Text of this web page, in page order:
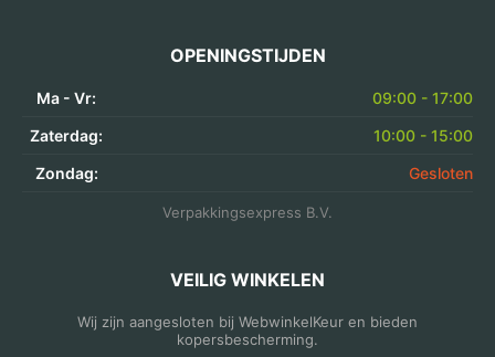
OPENINGSTIJDEN
Ma - Vr:
09:00 - 17:00
Zaterdag:
10:00 - 15:00
Zondag:
Gesloten
Verpakkingsexpress B.V.
VEILIG WINKELEN
Wij zijn aangesloten bij WebwinkelKeur en bieden
kopersbescherming.